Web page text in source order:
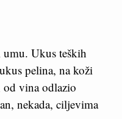
Ukus teških
pelina, na koži
od vina odlazio
nekada, ciljevima